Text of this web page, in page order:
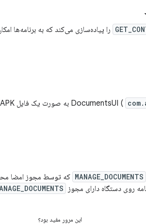
را پیاده‌سازی می‌کند که به برنامه‌ها
MANAGE_DOCUMENTS که توسط مجوز امضا
روی دستگاه دارای مجوز
این مرور مفید بود؟